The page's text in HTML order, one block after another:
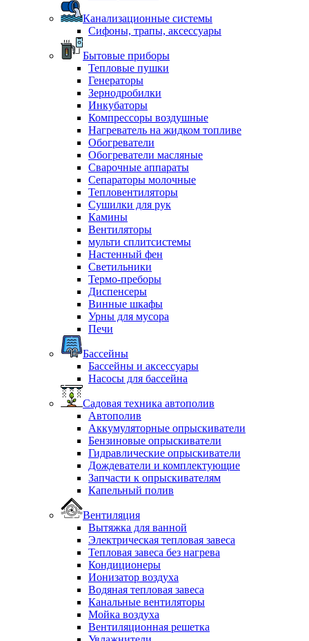
Канализационные системы
Сифоны, трапы, аксессуары
Бытовые приборы
Тепловые пушки
Генераторы
Зернодробилки
Инкубаторы
Компрессоры воздушные
Нагреватель на жидком топливе
Обогреватели
Обогреватели масляные
Сварочные аппараты
Сепараторы молочные
Тепловентиляторы
Сушилки для рук
Камины
Вентиляторы
мульти сплитсистемы
Настенный фен
Светильники
Термо-преборы
Диспенсеры
Винные шкафы
Урны для мусора
Печи
Бассейны
Бассейны и аксессуары
Насосы для бассейна
Садовая техника автополив
Автополив
Аккумуляторные опрыскиватели
Бензиновые опрыскиватели
Гидравлические опрыскиватели
Дождеватели и комплектующие
Запчасти к опрыскивателям
Капельный полив
Вентиляция
Вытяжка для ванной
Электрическая тепловая завеса
Тепловая завеса без нагрева
Кондиционеры
Ионизатор воздуха
Водяная тепловая завеса
Канальные вентиляторы
Мойка воздуха
Вентиляционная решетка